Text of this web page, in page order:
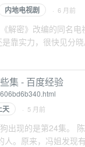
内地电视剧 · 6 月前
解密》改编的同名
靠实力，很快见分
集 - 百度经验
天 · 5 月前
出现的是第24集。
。原来，冯姐发现